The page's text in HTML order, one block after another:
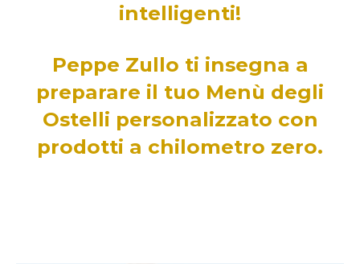
intelligenti!
Peppe Zullo ti insegna a
preparare il tuo Menù degli
Ostelli personalizzato con
prodotti a chilometro zero.